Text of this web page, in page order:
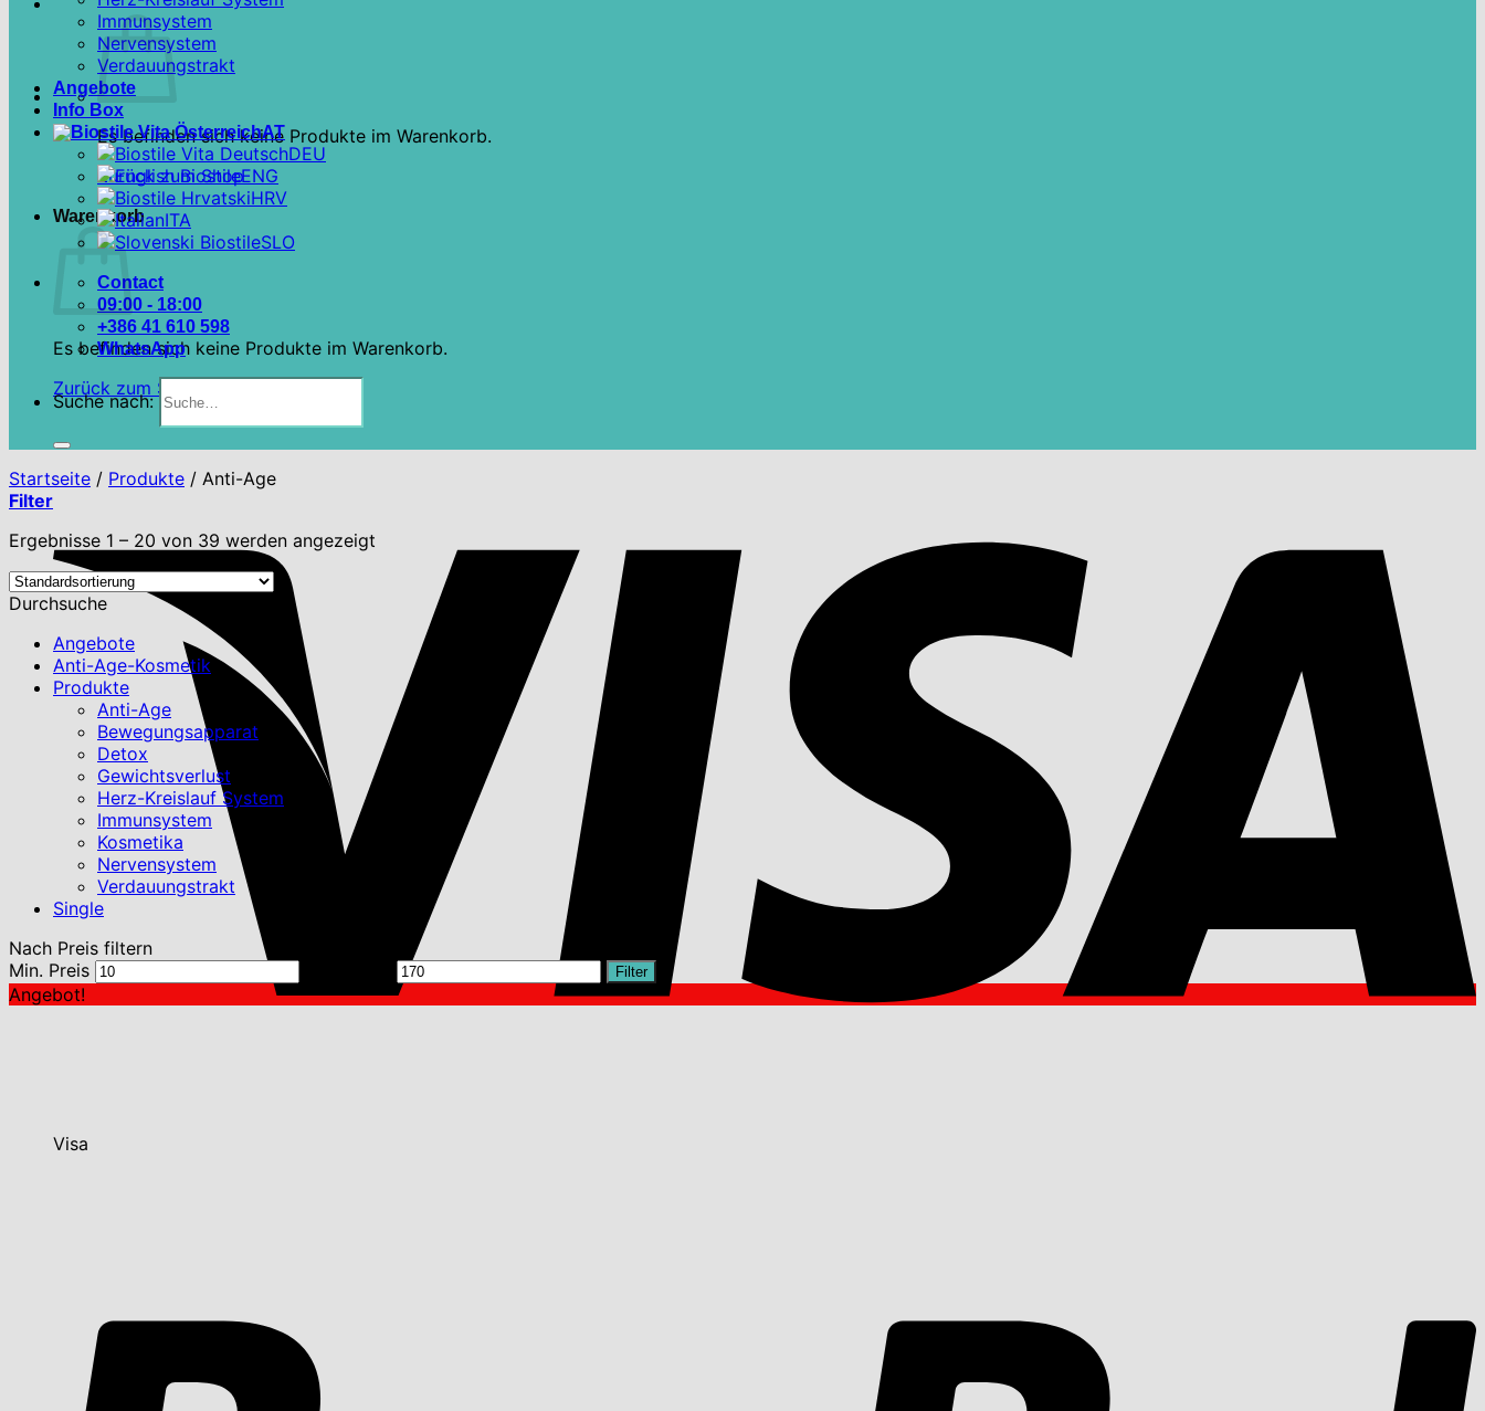
Es befinden sich keine Produkte im Warenkorb.
Zurück zum Shop
Warenkorb
Es befinden sich keine Produkte im Warenkorb.
Zurück zum Shop
Visa
Immunsystem
Nervensystem
Verdauungstrakt
Angebote
Info Box
AT
DEU
ENG
HRV
ITA
SLO
Contact
09:00 - 18:00
+386 41 610 598
WhatsApp
Suche nach:
Startseite / Produkte / Anti-Age
Filter
Ergebnisse 1 – 20 von 39 werden angezeigt
Durchsuche
Angebote
Anti-Age-Kosmetik
Produkte
Anti-Age
Bewegungsapparat
Detox
Gewichtsverlust
Herz-Kreislauf System
Immunsystem
Kosmetika
Nervensystem
Verdauungstrakt
Single
Nach Preis filtern
Min. Preis
Filter
Angebot!